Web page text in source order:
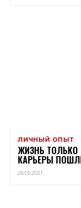
ЛИЧНЫЙ ОПЫТ
ЖИЗНЬ ТОЛЬКО
КАРЬЕРЫ
26.05.2021